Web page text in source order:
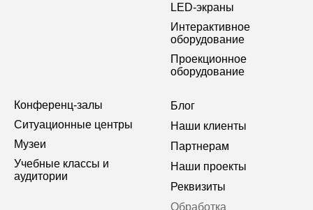
LED-экраны
Интерактивное
оборудование
Проекционное
оборудование
Конференц-залы
Ситуационные центры
Музеи
Учебные классы и
аудитории
Блог
Наши клиенты
Партнерам
Наши проекты
Реквизиты
Обработка